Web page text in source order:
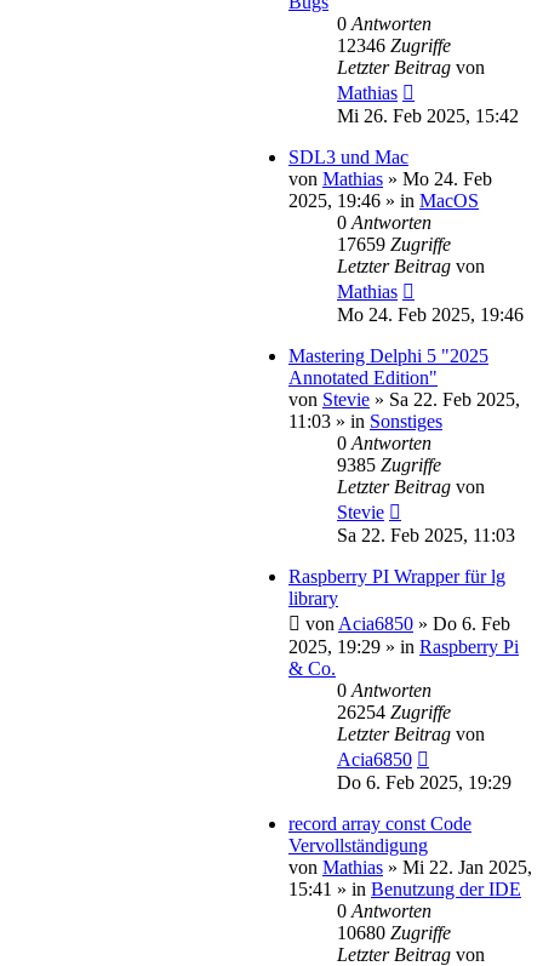
0 Antworten
12346 Zugriffe
Letzter Beitrag von
Mathias
Mi 26. Feb 2025, 15:42
SDL3 und Mac
von Mathias » Mo 24. Feb
2025, 19:46 » in MacOS
0 Antworten
17659 Zugriffe
Letzter Beitrag von
Mathias
Mo 24. Feb 2025, 19:46
Mastering Delphi 5 "2025
Annotated Edition"
von Stevie » Sa 22. Feb 2025,
11:03 » in Sonstiges
0 Antworten
9385 Zugriffe
Letzter Beitrag von
Stevie
Sa 22. Feb 2025, 11:03
Raspberry PI Wrapper für lg
library
von Acia6850 » Do 6. Feb
2025, 19:29 » in Raspberry Pi
& Co.
0 Antworten
26254 Zugriffe
Letzter Beitrag von
Acia6850
Do 6. Feb 2025, 19:29
record array const Code
Vervollständigung
von Mathias » Mi 22. Jan 2025,
15:41 » in Benutzung der IDE
0 Antworten
10680 Zugriffe
Letzter Beitrag von